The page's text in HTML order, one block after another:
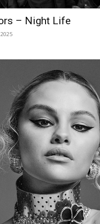
– Night Life